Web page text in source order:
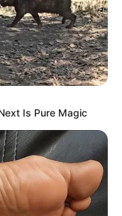
Is Pure Magic